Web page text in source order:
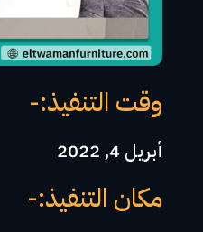
وقت التنفيذ:-
أبريل 4, 2022
مكان التنفيذ:-